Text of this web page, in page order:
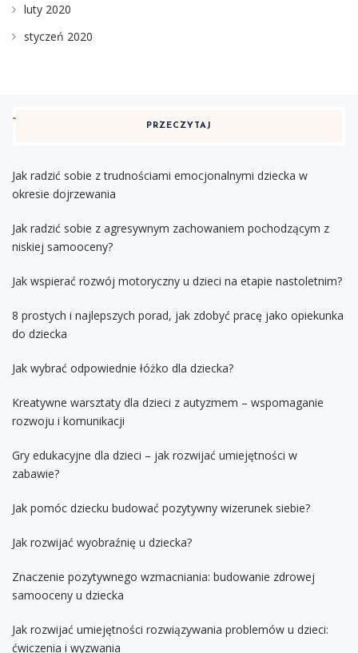
luty 2020
styczeń 2020
PRZECZYTAJ
Jak radzić sobie z trudnościami emocjonalnymi dziecka w
okresie dojrzewania
Jak radzić sobie z agresywnym zachowaniem pochodzącym z
niskiej samooceny?
Jak wspierać rozwój motoryczny u dzieci na etapie nastoletnim?
8 prostych i najlepszych porad, jak zdobyć pracę jako opiekunka
do dziecka
Jak wybrać odpowiednie łóżko dla dziecka?
Kreatywne warsztaty dla dzieci z autyzmem – wspomaganie
rozwoju i komunikacji
Gry edukacyjne dla dzieci – jak rozwijać umiejętności w
zabawie?
Jak pomóc dziecku budować pozytywny wizerunek siebie?
Jak rozwijać wyobraźnię u dziecka?
Znaczenie pozytywnego wzmacniania: budowanie zdrowej
samooceny u dziecka
Jak rozwijać umiejętności rozwiązywania problemów u dzieci:
ćwiczenia i wyzwania